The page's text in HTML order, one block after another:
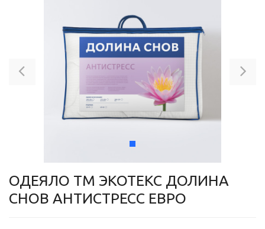
Previous
ОДЕЯЛО ТМ ЭКОТЕКС ДОЛИНА
СНОВ АНТИСТРЕСС ЕВРО